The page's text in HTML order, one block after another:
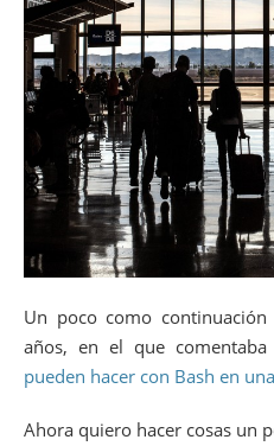
Un poco como
años, en el que comentaba
pueden hacer con Bash en
Ahora quiero hacer cosas un